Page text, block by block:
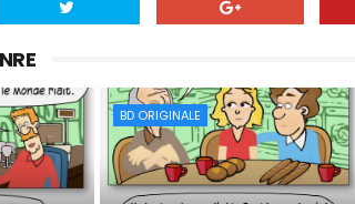
BD ORIGINALE